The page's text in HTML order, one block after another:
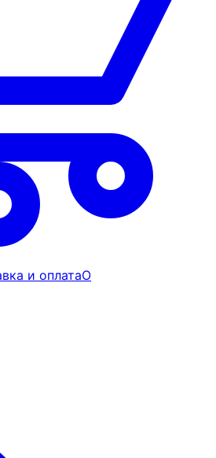
и оплатаО